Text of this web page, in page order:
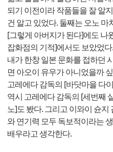
되기 이전이라 작품들을 잘 알
건 알고 있었다. 둘째는 오노
[그렇게 아버지가 된다]에도 나
잡화점의 기적]에서도 보았었
내가 한창 일본 문화를 접하던
면 아오이 유우가 아니었을까
고레에다 감독의 [바닷마을 다
역시 고레에다 감독의 [세번째
노]도 봤다. 그리고 이와이 슌
와 연기력 모두 독보적이라는
배우라고 생각한다.